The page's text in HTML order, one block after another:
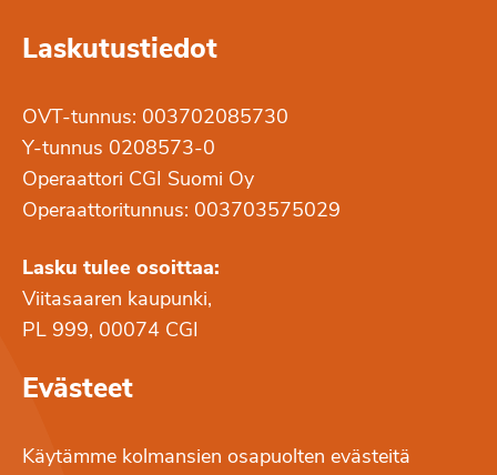
Laskutustiedot
OVT-tunnus: 003702085730
Y-tunnus 0208573-0
Operaattori CGI Suomi Oy
Operaattoritunnus: 003703575029
Lasku tulee osoittaa:
Viitasaaren kaupunki,
PL 999, 00074 CGI
Evästeet
Käytämme kolmansien osapuolten evästeitä